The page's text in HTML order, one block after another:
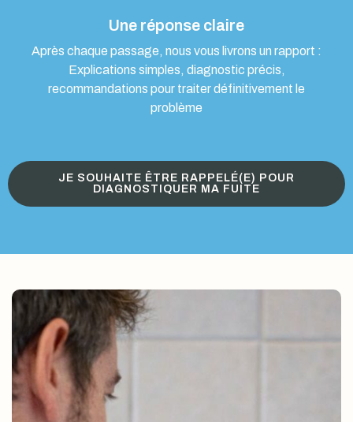
Une réponse claire
Après chaque passage, nous vous livrons un rapport :
Explications simples, diagnostic précis,
recommandations pour traiter définitivement le
problème
JE SOUHAITE ÊTRE RAPPELÉ(E) POUR
DIAGNOSTIQUER MA FUITE